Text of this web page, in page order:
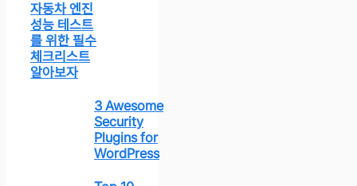
자동차 엔진
성능 테스트
를 위한 필수
체크리스트
알아보자
3 Awesome
Security
Plugins for
WordPress